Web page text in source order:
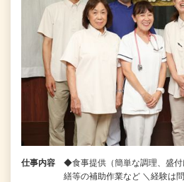
仕事内容
◆食事提供（簡単な調理、盛
繕等の補助作業など ＼経験は